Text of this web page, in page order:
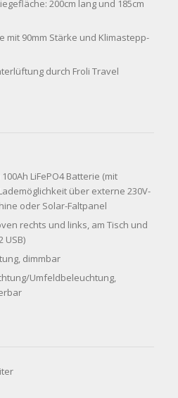
200cm lang und 185cm
mit 90mm Stärke und Klimastepp-
durch Froli Travel
LiFePO4 Batterie (mit
über externe 230V-
oder Solar-Faltpanel
rechts und links, am Tisch und
USB)
dimmbar
Umfeldbeleuchtung,